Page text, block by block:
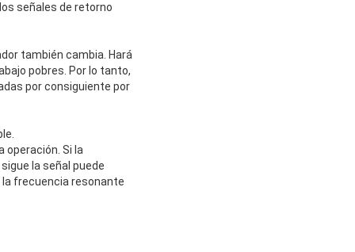
señales de retorno
también cambia. Hará
pobres. Por lo tanto,
por consiguiente por
operación. Si la
la señal puede
la frecuencia resonante